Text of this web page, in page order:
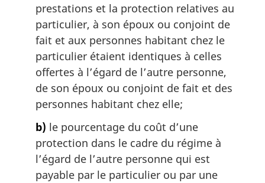
prestations et la protection relatives au
particulier, à son époux ou conjoint de
fait et aux personnes habitant chez le
particulier étaient identiques à celles
offertes à l’égard de l’autre personne,
de son époux ou conjoint de fait et des
personnes habitant chez elle;
b) le pourcentage du coût d’une
protection dans le cadre du régime à
l’égard de l’autre personne qui est
payable par le particulier ou par une